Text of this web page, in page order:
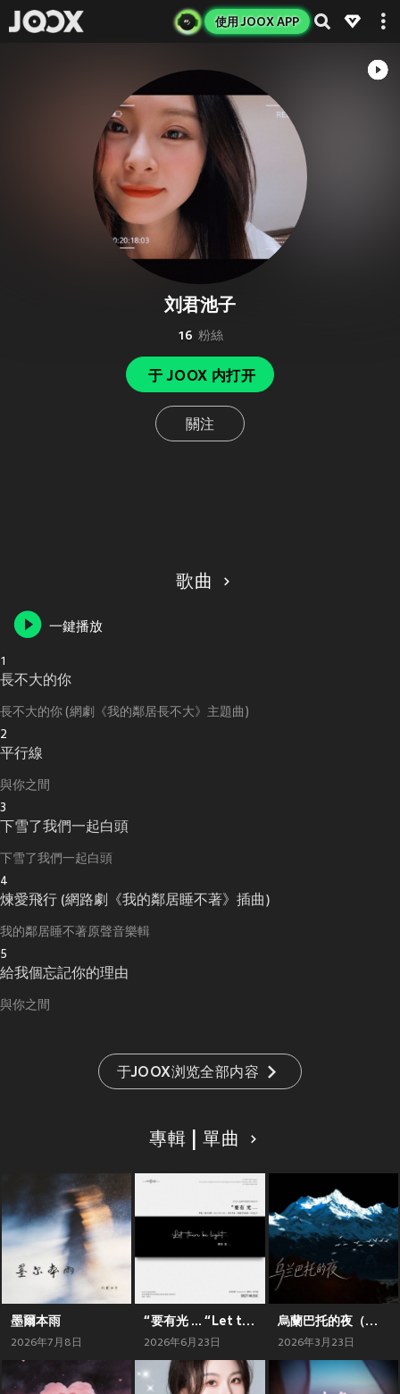
使用 JOOX APP
刘君池子
16 粉絲
于 JOOX 内打开
關注
歌曲
一鍵播放
1
長不大的你
長不大的你 (網劇《我的鄰居長不大》主題曲)
2
平行線
與你之間
3
下雪了我們一起白頭
下雪了我們一起白頭
4
煉愛飛行 (網路劇《我的鄰居睡不著》插曲)
我的鄰居睡不著原聲音樂輯
5
給我個忘記你的理由
與你之間
于JOOX浏览全部内容
專輯 | 單曲
墨爾本雨
2026年7月8日
“要有光 ... “Let there be light ...
2026年6月23日
烏蘭巴托的夜（空靈女版）
2026年3月23日